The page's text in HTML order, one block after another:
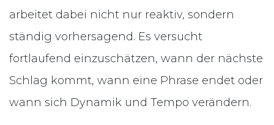
arbeitet dabei nicht nur reaktiv, sondern
ständig vorhersagend. Es versucht
fortlaufend einzuschätzen, wann der nächste
Schlag kommt, wann eine Phrase endet oder
wann sich Dynamik und Tempo verändern.